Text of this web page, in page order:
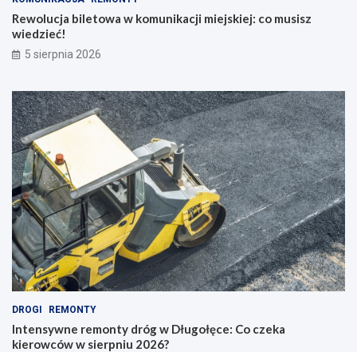
Rewolucja biletowa w komunikacji miejskiej: co musisz
wiedzieć!
5 sierpnia 2026
DROGI REMONTY
Intensywne remonty dróg w Długołęce: Co czeka
kierowców w sierpniu 2026?